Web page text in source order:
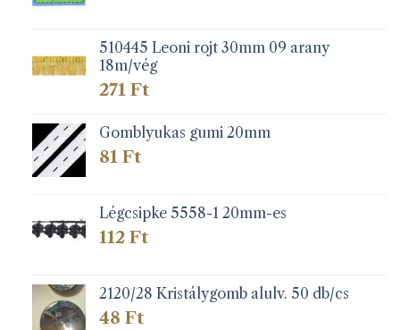
510445 Leoni rojt 30mm 09 arany
18m/vég
271 Ft
Gomblyukas gumi 20mm
81 Ft
Légcsipke 5558-1 20mm-es
112 Ft
2120/28 Kristálygomb alulv. 50 db/cs
48 Ft